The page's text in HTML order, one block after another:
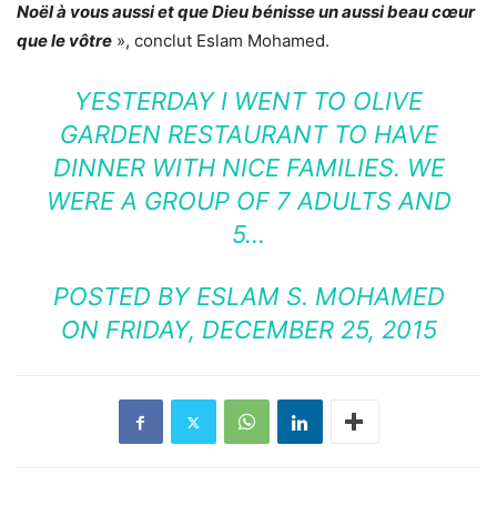
Noël à vous aussi et que Dieu bénisse un aussi beau cœur
que le vôtre », conclut Eslam Mohamed.
YESTERDAY I WENT TO OLIVE
GARDEN RESTAURANT TO HAVE
DINNER WITH NICE FAMILIES. WE
WERE A GROUP OF 7 ADULTS AND
5…
POSTED BY ESLAM S. MOHAMED
ON FRIDAY, DECEMBER 25, 2015